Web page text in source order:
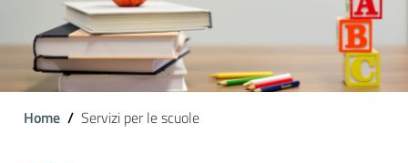
Home Servizi per le scuole